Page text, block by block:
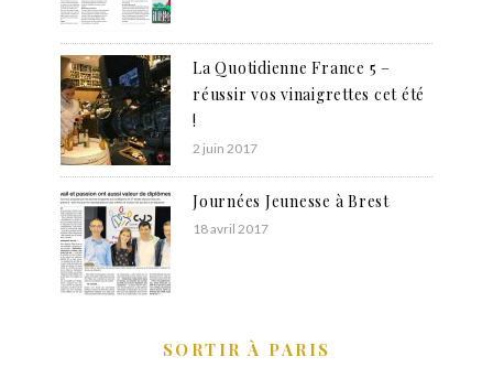
La Quotidienne France 5 –
réussir vos vinaigrettes cet été
!
2 juin 2017
Journées Jeunesse à Brest
18 avril 2017
SORTIR À PARIS